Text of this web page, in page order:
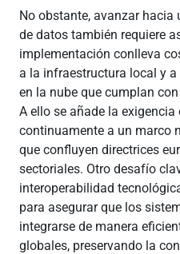
No obstante, avanzar hacia
de datos también requiere
implementación conlleva
a la infraestructura local y
en la nube que cumplan
A ello se añade la exigencia
continuamente a un marco
que confluyen directrices
sectoriales. Otro desafío
interoperabilidad
para asegurar que los
integrarse de manera
globales, preservando la